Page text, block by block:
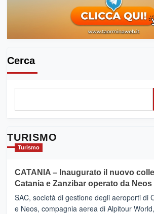
Cerca
TURISMO
Turismo
CATANIA – Inaugurato il nuovo
Catania e Zanzibar operato da Neos
SAC, società di gestione degli aeroporti di
e Neos, compagnia aerea di Alpitour